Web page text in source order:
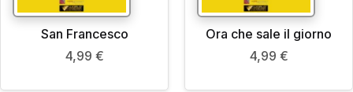
San Francesco
4,99 €
Ora che sale il giorno
4,99 €